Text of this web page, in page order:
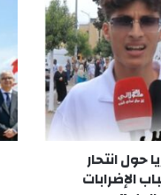
حول انتحار
الإضرابات
ي
ر
م
و
ل